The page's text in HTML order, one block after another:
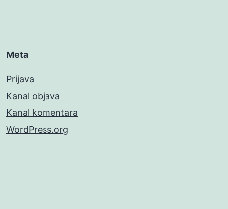
Meta
Prijava
Kanal objava
Kanal komentara
WordPress.org